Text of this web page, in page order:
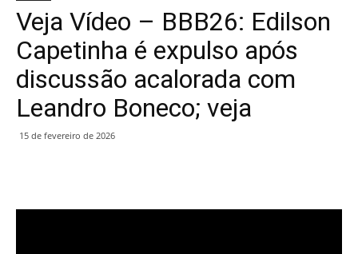
Veja Vídeo – BBB26: Edilson
Capetinha é expulso após
discussão acalorada com
Leandro Boneco; veja
15 de fevereiro de 2026